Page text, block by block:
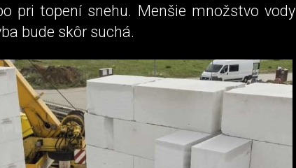
pri topení snehu. Menšie množstvo vody
bude skôr suchá.